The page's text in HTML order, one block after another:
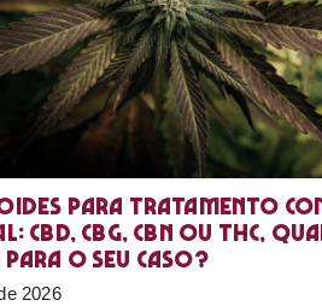
para tratamento
CBD, CBG, CBN ou THC,
o seu caso?
2026